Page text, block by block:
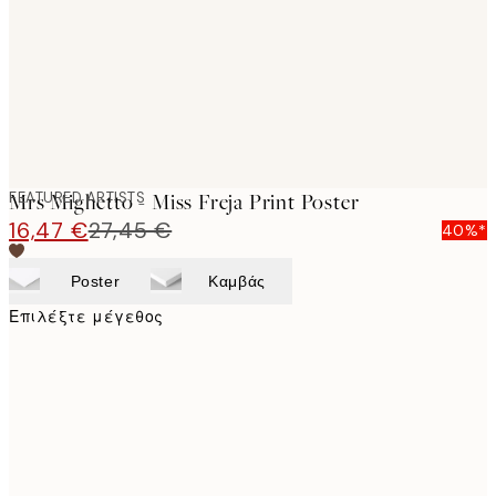
FEATURED ARTISTS
Mrs Mighetto - Miss Freja Print Poster
16,47 €27,45 € 40%*
Poster Καμβάς
Επιλέξτε μέγεθος